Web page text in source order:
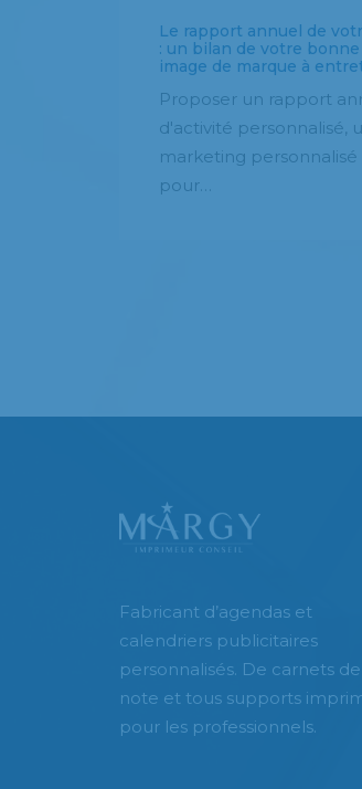
Le rapport annuel de
: un bilan de votre
image de marque à
Proposer un rapport
d'activité personnalisé,
marketing personnalisé
pour…
Fabricant d’agendas et
calendriers publicitaires
personnalisés. De carnets de
note et tous supports
pour les professionnels.